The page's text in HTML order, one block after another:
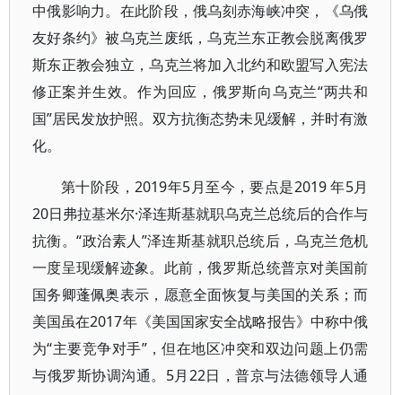
中俄影响力。在此阶段，俄乌刻赤海峡冲突，《乌俄
友好条约》被乌克兰废纸，乌克兰东正教会脱离俄罗
斯东正教会独立，乌克兰将加入北约和欧盟写入宪法
修正案并生效。作为回应，俄罗斯向乌克兰“两共和
国”居民发放护照。双方抗衡态势未见缓解，并时有激
化。
第十阶段，2019年5月至今，要点是2019 年5月
20日弗拉基米尔·泽连斯基就职乌克兰总统后的合作与
抗衡。“政治素人”泽连斯基就职总统后，乌克兰危机
一度呈现缓解迹象。此前，俄罗斯总统普京对美国前
国务卿蓬佩奥表示，愿意全面恢复与美国的关系；而
美国虽在2017年《美国国家安全战略报告》中称中俄
为“主要竞争对手”，但在地区冲突和双边问题上仍需
与俄罗斯协调沟通。5月22日，普京与法德领导人通